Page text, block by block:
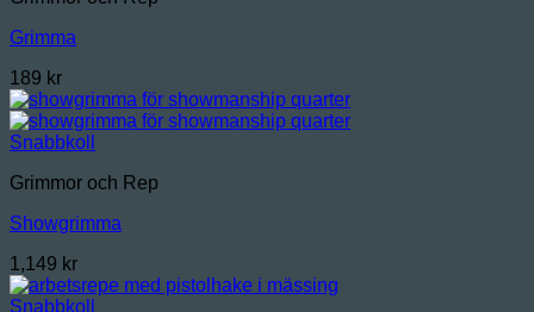
Grimma
189 kr
Snabbkoll
Grimmor och Rep
Showgrimma
1,149 kr
Snabbkoll